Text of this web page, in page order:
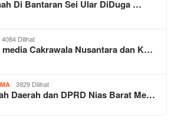
Di Bantaran Sei Ular DiDuga …
4084 Dilihat
Cakrawala Nusantara dan K…
3929 Dilihat
Daerah dan DPRD Nias Barat Me…